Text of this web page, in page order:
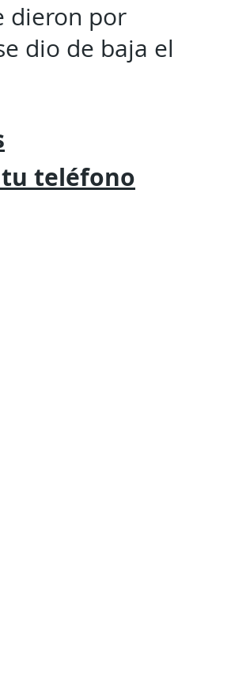
dieron por
dio de baja el
teléfono